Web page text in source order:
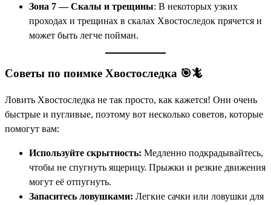
Зона 7 — Скалы и трещины: В некоторых узких
проходах и трещинах в скалах Хвостоследок прячется и
может быть легче пойман.
Советы по поимке Хвостоследка 🎯🦎
Ловить Хвостоследка не так просто, как кажется! Они очень
быстрые и пугливые, поэтому вот несколько советов, которые
помогут вам:
Используйте скрытность: Медленно подкрадывайтесь,
чтобы не спугнуть ящерицу. Прыжки и резкие движения
могут её отпугнуть.
Запаситесь ловушками: Легкие сачки или ловушки для